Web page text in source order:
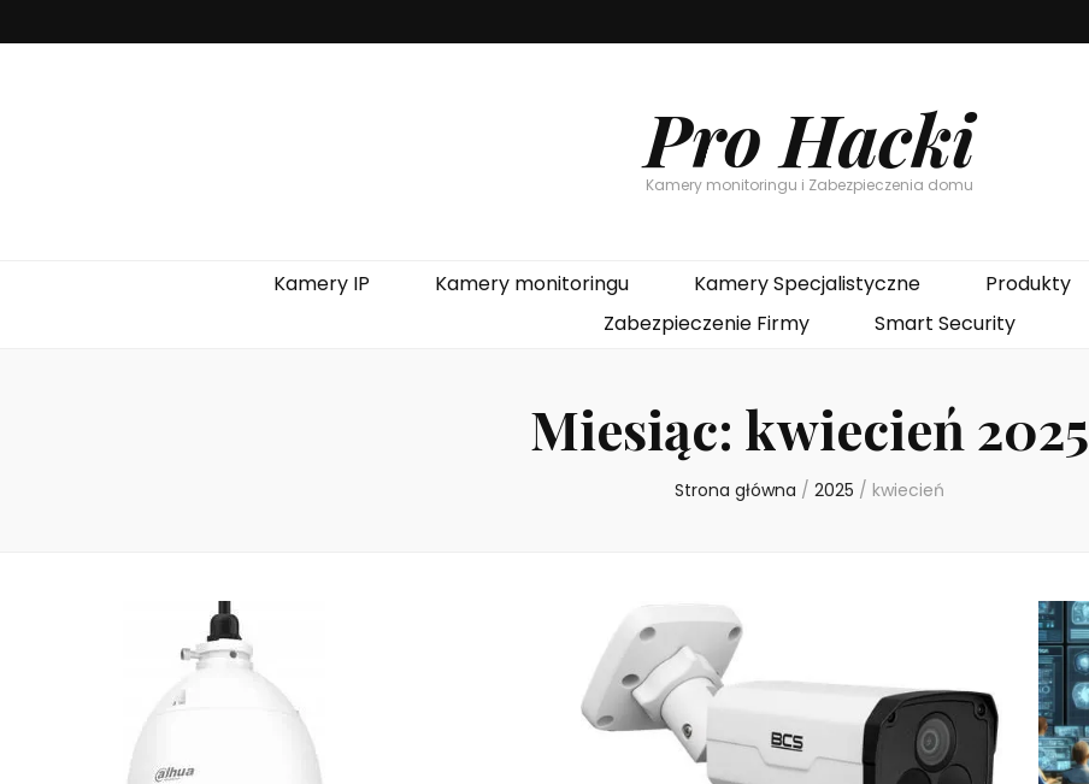
Pro Hacki
Kamery monitoringu i Zabezpieczenia domu
Kamery IP Kamery monitoringu Kamery Specjalistyczne Produkty
Zabezpieczenie Firmy
Smart Security
Miesiąc: kwiecień 2025
Strona główna / 2025 / kwiecień